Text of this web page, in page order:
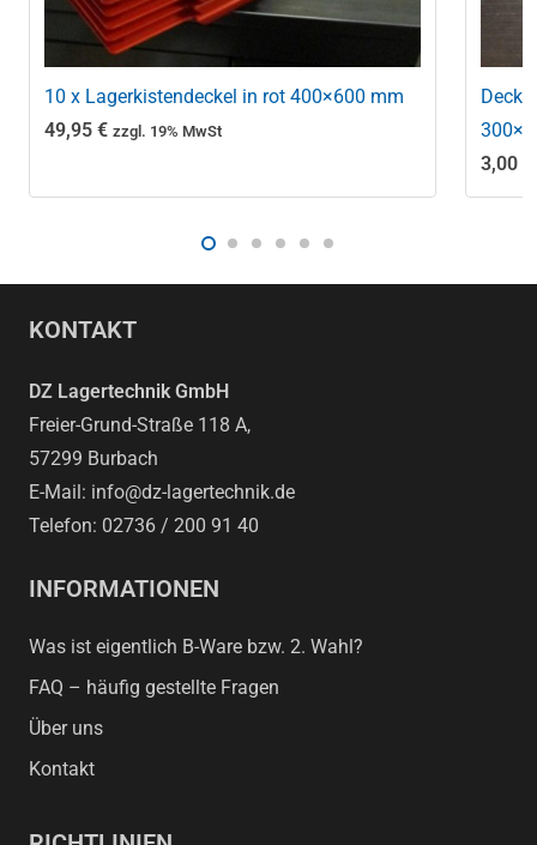
10 x Lagerkistendeckel in rot 400×600 mm
49,95 € zzgl. 19% MwSt
3,00
KONTAKT
DZ Lagertechnik GmbH
Freier-Grund-Straße 118 A,
57299 Burbach
E-Mail: info@dz-lagertechnik.de
Telefon: 02736 / 200 91 40
INFORMATIONEN
Was ist eigentlich B-Ware bzw. 2. Wahl?
FAQ – häufig gestellte Fragen
Über uns
Kontakt